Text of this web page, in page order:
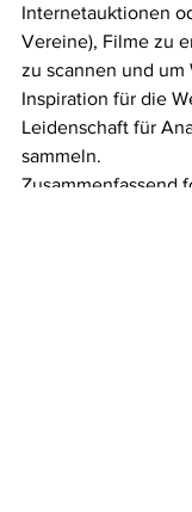
Internetauktionen
Vereine), Filme zu
zu scannen und um
Inspiration für die
Leidenschaft für
sammeln.
Zusammenfassend